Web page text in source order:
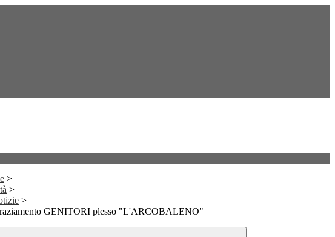
>
>
>
GENITORI plesso "L'ARCOBALENO"